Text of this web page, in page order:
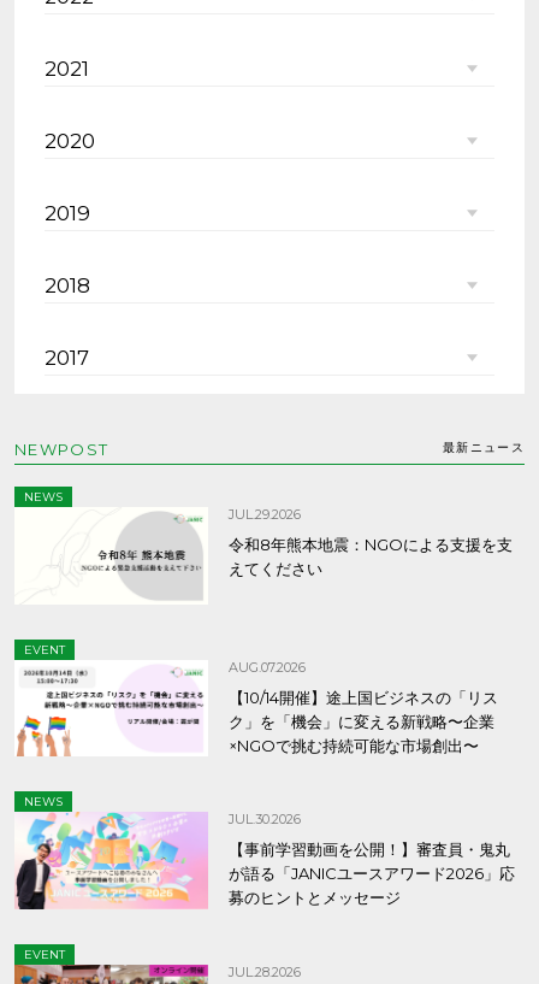
2021
2020
2019
2018
2017
NEWPOST 最新ニュース
NEWS
JUL.29.2026
令和8年熊本地震：NGOによる支援を支
えてください
EVENT
AUG.07.2026
【10/14開催】途上国ビジネスの「リス
ク」を「機会」に変える新戦略〜企業
×NGOで挑む持続可能な市場創出〜
NEWS
JUL.30.2026
【事前学習動画を公開！】審査員・鬼丸
が語る「JANICユースアワード2026」応
募のヒントとメッセージ
EVENT
JUL.28.2026